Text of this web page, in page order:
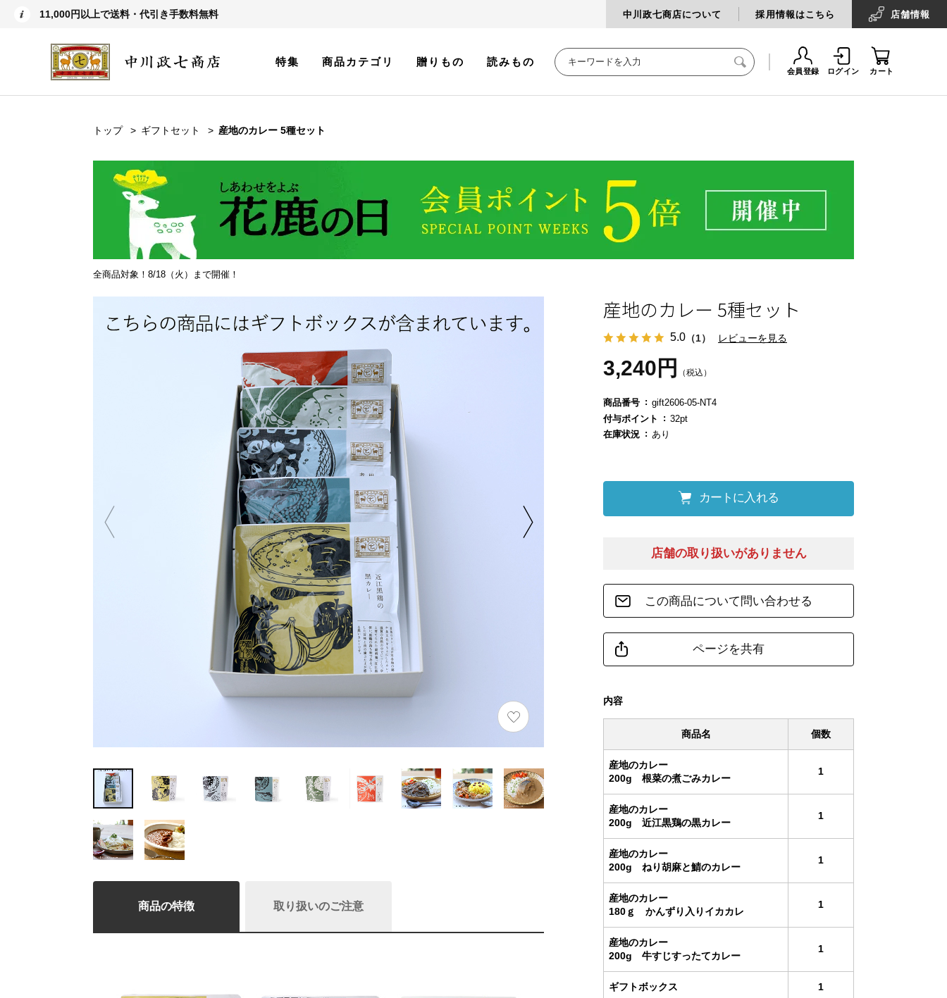
11,000円以上で送料・代引き手数料無料 中川政七商店について 採用情報はこちら 店舗情報
特集 商品カテゴリ 贈りもの 読みもの
会員登録 ログイン カート
トップ ギフトセット 産地のカレー 5種セット
全商品対象！8/18（火）まで開催！
商品の特徴 取り扱いのご注意
お取り扱い上のご注意
産地のカレー 5種セット
5.0 （1） レビューを見る
3,240円 （税込）
商品番号
gift2606-05-NT4
付与ポイント
32pt
在庫状況
あり
カートに入れる
内容
商品名 個数
産地のカレー
200g 根菜の煮ごみカレー
1
産地のカレー
200g 近江黒鶏の黒カレー
1
産地のカレー
200g ねり胡麻と鯖のカレー
1
産地のカレー
180ｇ かんずり入りイカカレ
1
産地のカレー
200g 牛すじすったてカレー
1
ギフトボックス 1
この商品について問い合わせる
ページを共有
店舗の取り扱いがありません